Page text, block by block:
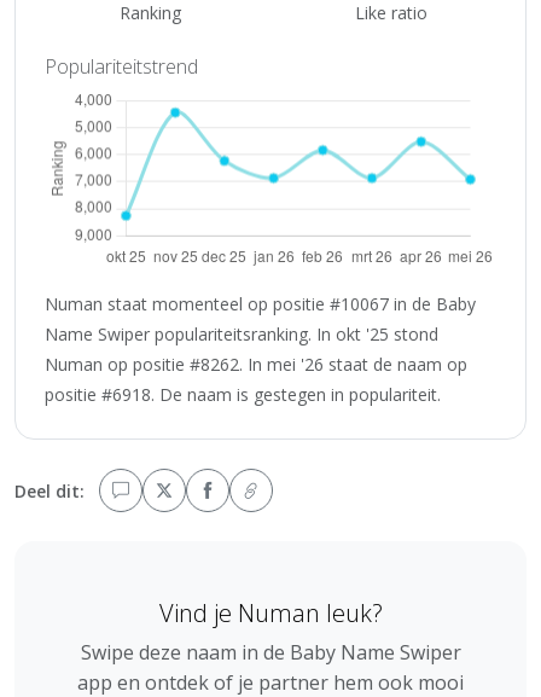
Ranking Like ratio
Populariteitstrend
Numan staat momenteel op positie #10067 in de Baby
Name Swiper populariteitsranking. In okt '25 stond
Numan op positie #8262. In mei '26 staat de naam op
positie #6918. De naam is gestegen in populariteit.
Deel dit:
Vind je Numan leuk?
Swipe deze naam in de Baby Name Swiper
app en ontdek of je partner hem ook mooi